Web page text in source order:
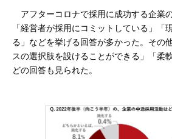
アフターコロナで採用に成功する企業
「経営者が採用にコミットしている」「
る」などを挙げる回答が多かった。その
スの選択肢を設けることができる」「柔
どの回答も見られた。